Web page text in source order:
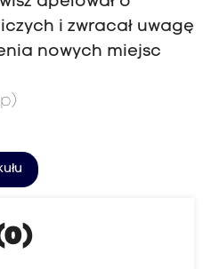
i zwracał uwagę
nowych miejsc